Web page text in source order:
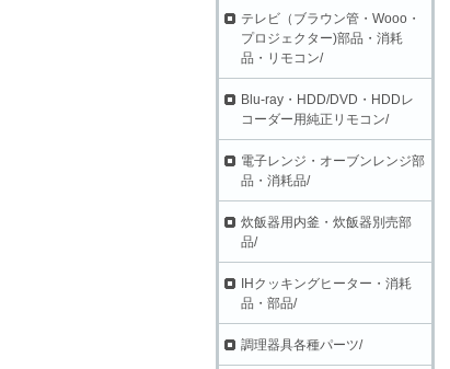
テレビ（ブラウン管・Wooo・
プロジェクター)部品・消耗
品・リモコン/
Blu-ray・HDD/DVD・HDDレ
コーダー用純正リモコン/
電子レンジ・オーブンレンジ部
品・消耗品/
炊飯器用内釜・炊飯器別売部
品/
IHクッキングヒーター・消耗
品・部品/
調理器具各種パーツ/